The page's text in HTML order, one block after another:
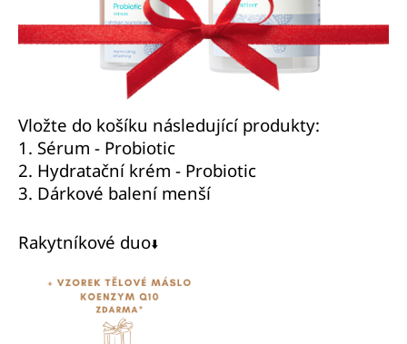
Vložte do košíku následující produkty:
1. Sérum - Probiotic
2. Hydratační krém - Probiotic
3. Dárkové balení menší
Rakytníkové duo⬇️